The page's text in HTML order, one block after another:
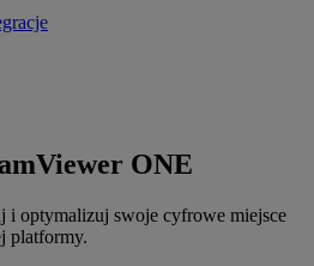
ONE
i optymalizuj swoje cyfrowe miejsce
platformy.